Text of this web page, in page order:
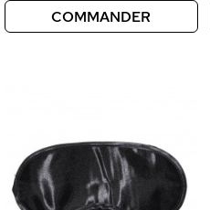
COMMANDER